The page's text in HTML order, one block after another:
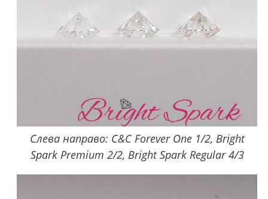
Слева направо: C&C Forever One 1/2, Bright
Spark Premium 2/2, Bright Spark Regular 4/3